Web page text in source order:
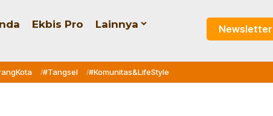
Ekbis Pro Lainnya Newsletter
#Tangsel #Komunitas&LifeStyle